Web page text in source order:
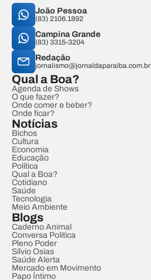
João Pessoa
(83) 2106.1892
Campina Grande
(83) 3315-3204
Redação
jornalismo@jornaldaparaiba.com.br
Qual a Boa?
Agenda de Shows
O que fazer?
Onde comer e beber?
Onde ficar?
Notícias
Bichos
Cultura
Economia
Educação
Política
Qual a Boa?
Cotidiano
Saúde
Tecnologia
Meio Ambiente
Blogs
Caderno Animal
Conversa Política
Pleno Poder
Sílvio Osias
Saúde Alerta
Mercado em Movimento
Papo Íntimo